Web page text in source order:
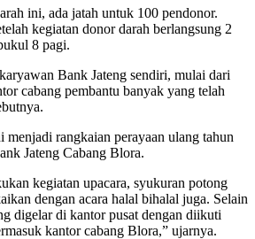
ini, ada jatah untuk 100 pendonor.
kegiatan donor darah berlangsung 2
8 pagi.
Bank Jateng sendiri, mulai dari
cabang pembantu banyak yang telah
rangkaian perayaan ulang tahun
Jateng Cabang Blora.
kegiatan upacara, syukuran potong
dengan acara halal bihalal juga. Selain
digelar di kantor pusat dengan diikuti
kantor cabang Blora,” ujarnya.